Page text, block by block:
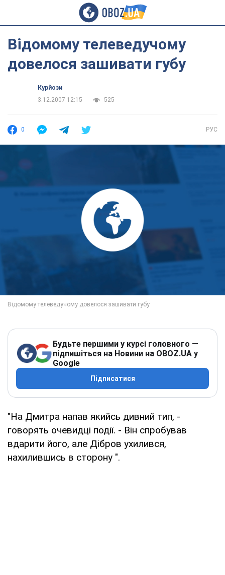
Відомому телеведучому
довелося зашивати губу
Курйози
3.12.2007 12:15
525
0 РУС
Будьте першими у курсі головного —
підпишіться на Новини на OBOZ.UA у
Google
Підписатися
"На Дмитра напав якийсь дивний тип, -
говорять очевидці події. - Він спробував
вдарити його, але Дібров ухилився,
нахилившись в сторону ".